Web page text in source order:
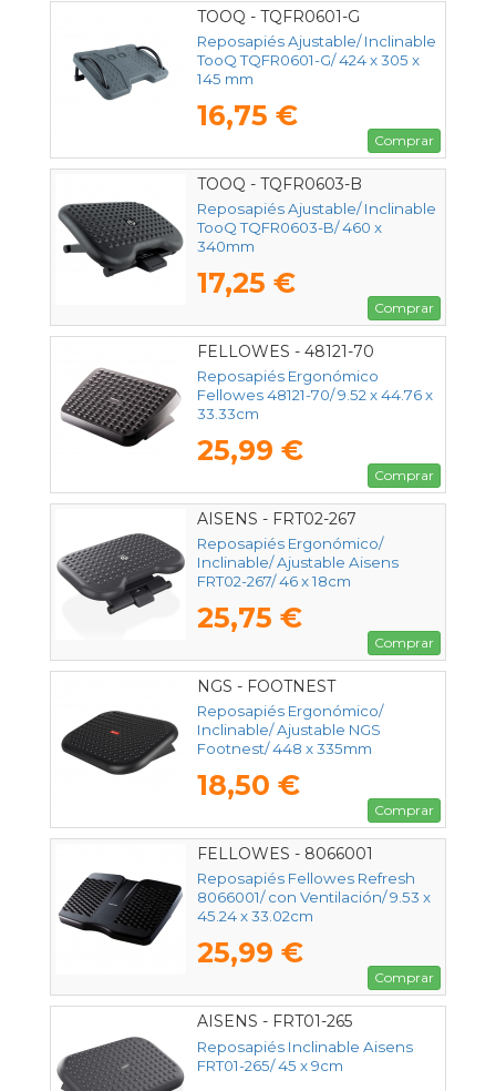
TOOQ - TQFR0601-G
Reposapiés Ajustable/ Inclinable
TooQ TQFR0601-G/ 424 x 305 x
145 mm
16,75 €
Comprar
TOOQ - TQFR0603-B
Reposapiés Ajustable/ Inclinable
TooQ TQFR0603-B/ 460 x
340mm
17,25 €
Comprar
FELLOWES - 48121-70
Reposapiés Ergonómico
Fellowes 48121-70/ 9.52 x 44.76 x
33.33cm
25,99 €
Comprar
AISENS - FRT02-267
Reposapiés Ergonómico/
Inclinable/ Ajustable Aisens
FRT02-267/ 46 x 18cm
25,75 €
Comprar
NGS - FOOTNEST
Reposapiés Ergonómico/
Inclinable/ Ajustable NGS
Footnest/ 448 x 335mm
18,50 €
Comprar
FELLOWES - 8066001
Reposapiés Fellowes Refresh
8066001/ con Ventilación/ 9.53 x
45.24 x 33.02cm
25,99 €
Comprar
AISENS - FRT01-265
Reposapiés Inclinable Aisens
FRT01-265/ 45 x 9cm